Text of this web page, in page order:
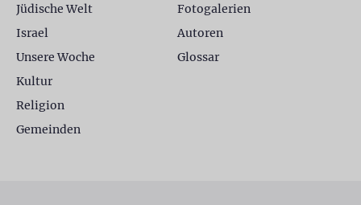
Jüdische Welt
Israel
Unsere Woche
Kultur
Religion
Gemeinden
Fotogalerien
Autoren
Glossar